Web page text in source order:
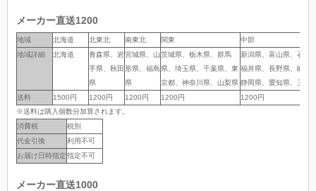
メーカー直送1200
地域 北海道 北東北 南東北 関東
中部
地域詳細
北海道
青森県、岩
手県、秋田
県
宮城県、山
形県、福島
県
茨城県、栃木県、群馬
県、埼玉県、千葉県、東
京都、神奈川県、山梨県
新潟県、富山県、石川
福井県、長野県、岐阜
静岡県、愛知県、三重
送料
1500円 1200円 1200円 1200円 1200円
地域
地域詳細
送料
※送料は購入個数分加算されます。
消費税
税別
代金引換
利用不可
お届け日時指定指定不可
メーカー直送1000